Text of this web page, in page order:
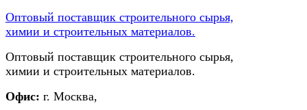
Оптовый поставщик строительного сырья,
химии и строительных материалов.
Оптовый поставщик строительного сырья,
химии и строительных материалов.
Офис: г. Москва,